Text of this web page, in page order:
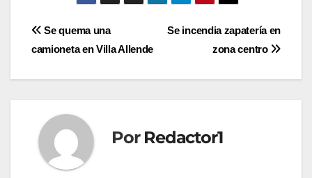
Navegación
Se incendia zapatería en
zona centro
Se quema una
camioneta en Villa Allende
Por Redactor1